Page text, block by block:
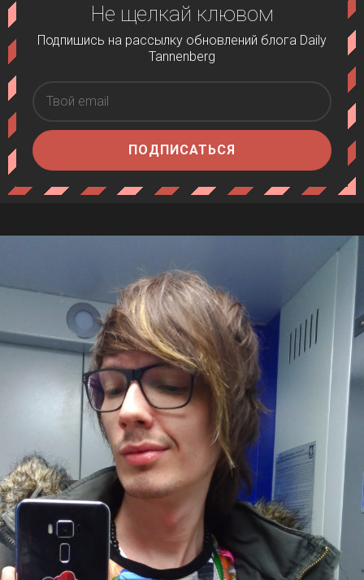
Не щелкай клювом
Подпишись на рассылку обновлений блога Daily
Tannenberg
ПОДПИСАТЬСЯ